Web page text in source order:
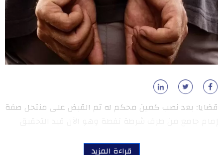
قضايا: بعد نصب كمين محكم له تم القبض على منتحل صفة
قراءة المزيد